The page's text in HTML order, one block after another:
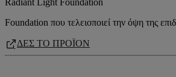
Radiant Light Foundation
Foundation που τελειοποιεί την όψη της
ΔΕΣ ΤΟ ΠΡΟΪΟΝ